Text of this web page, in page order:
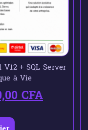
+ SQL Server
à Vie
CFA